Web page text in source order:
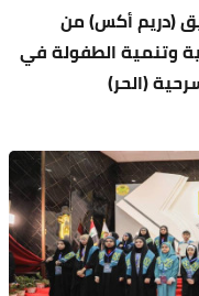
(دريم أكس) من
وتنمية الطفولة في
(الحر)